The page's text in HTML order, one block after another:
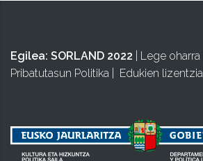
Egilea: SORLAND 2022 Lege oharra
Pribatutasun Politika
Edukien lizentzia